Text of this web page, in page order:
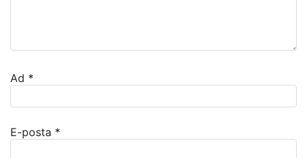
Ad *
E-posta *